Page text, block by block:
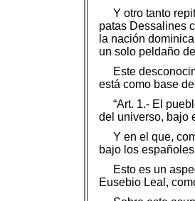
Y otro tanto
patas Dessalines
la nación
un solo peldaño
Este
está como base
“Art. 1.- El
del universo, bajo
Y en el que,
bajo los
Esto es un
Eusebio Leal,